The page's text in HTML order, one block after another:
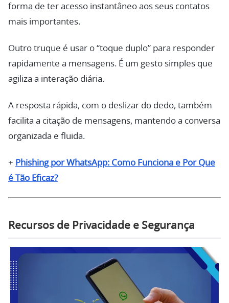
forma de ter acesso instantâneo aos seus contatos
mais importantes.
Outro truque é usar o “toque duplo” para responder
rapidamente a mensagens. É um gesto simples que
agiliza a interação diária.
A resposta rápida, com o deslizar do dedo, também
facilita a citação de mensagens, mantendo a conversa
organizada e fluida.
+ Phishing por WhatsApp: Como Funciona e Por Que
é Tão Eficaz?
Recursos de Privacidade e Segurança